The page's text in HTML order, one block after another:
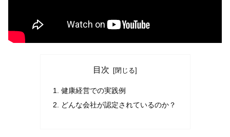
目次
健康経営での実践例
どんな会社が認定されているのか？